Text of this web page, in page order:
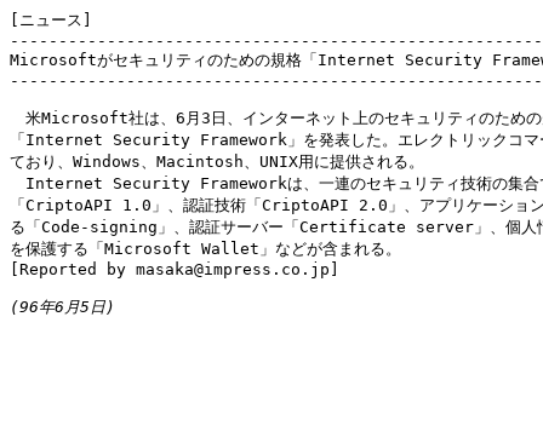
[ニュース]
Microsoftがセキュリティのための規格「Internet Security
米Microsoft社は、6月3日、インターネット上のセキュリティのため
「Internet Security Framework」を発表した。エレクトリックコマ
ており、Windows、Macintosh、UNIX用に提供される。
Internet Security Frameworkは、一連のセキュリティ技術の集合
「CriptoAPI 1.0」、認証技術「CriptoAPI 2.0」、アプリケーション
る「Code-signing」、認証サーバー「Certificate server」、個人
を保護する「Microsoft Wallet」などが含まれる。
[Reported by masaka@impress.co.jp]
(96年6月5日)